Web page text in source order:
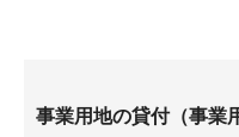
事業用地の貸付（事業